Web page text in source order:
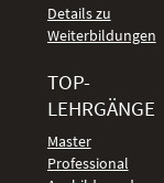
Details zu
Weiterbildungen
TOP-
LEHRGÄNGE
Master
Professional